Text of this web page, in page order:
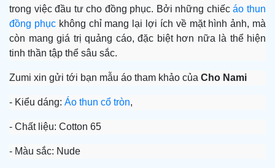
trong việc đầu tư cho đồng phục. Bởi những chiếcáo thun
đồng phụckhông chỉ mang lại lợi ích về mặt hình ảnh, mà
còn mang giá trị quảng cáo, đặc biệt hơn nữa là thể hiện
tinh thần tập thể sâu sắc.
Zumi xin gửi tới bạn mẫu áo tham khảo của Cho Nami
- Kiểu dáng: Áo thun cổ tròn,
- Chất liệu: Cotton 65
- Màu sắc: Nude